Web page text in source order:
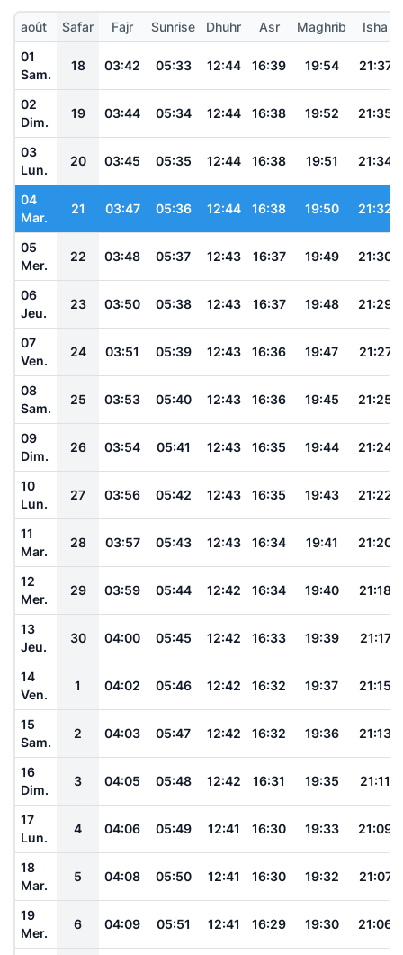
août Safar Fajr Sunrise Dhuhr Asr Maghrib
Isha
01
Sam.
18 03:42 05:33 12:44 16:39 19:54 21:37
02
Dim.
19 03:44 05:34 12:44 16:38 19:52 21:35
03
Lun.
20 03:45 05:35 12:44 16:38 19:51 21:34
04
Mar.
21 03:47 05:36 12:44 16:38 19:50 21:32
05
Mer.
22 03:48 05:37 12:43 16:37 19:49 21:30
06
Jeu.
23 03:50 05:38 12:43 16:37 19:48 21:29
07
Ven.
24 03:51 05:39 12:43 16:36 19:47 21:27
08
Sam.
25 03:53 05:40 12:43 16:36 19:45 21:25
09
Dim.
26 03:54 05:41 12:43 16:35 19:44 21:24
10
Lun.
27 03:56 05:42 12:43 16:35 19:43 21:22
11
Mar.
28 03:57 05:43 12:43 16:34 19:41 21:20
12
Mer.
29 03:59 05:44 12:42 16:34 19:40 21:18
13
Jeu.
30 04:00 05:45 12:42 16:33 19:39 21:17
14
Ven.
1 04:02 05:46 12:42 16:32 19:37 21:15
15
Sam.
2 04:03 05:47 12:42 16:32 19:36 21:13
16
Dim.
3 04:05 05:48 12:42 16:31 19:35 21:11
17
Lun.
4 04:06 05:49 12:41 16:30 19:33 21:09
18
Mar.
5 04:08 05:50 12:41 16:30 19:32 21:07
19
Mer.
6 04:09 05:51 12:41 16:29 19:30 21:06